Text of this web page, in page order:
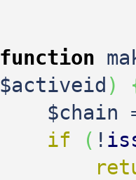
function
$activeid )
$chain
if
( !